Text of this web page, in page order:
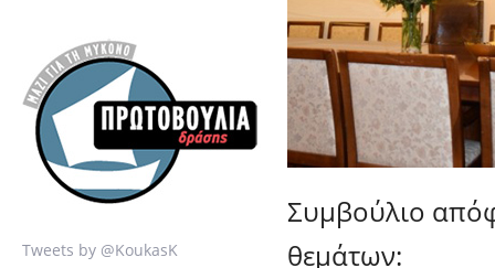
Tweets by @KoukasK
Συμβούλιο
θεμάτων: